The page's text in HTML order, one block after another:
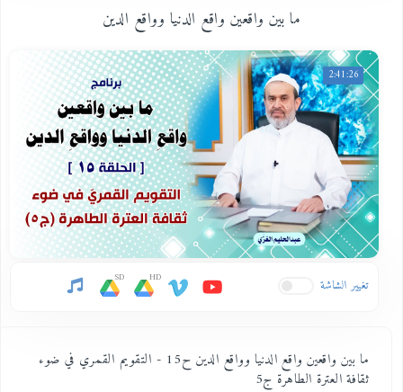
ما بين واقعين واقع الدنيا وواقع الدين
2:41:26
تغيير الشاشة HD
SD
ما بين واقعين واقع الدنيا وواقع الدين ح15 - التقويم القمري في ضوء
ثقافة العترة الطاهرة ج5